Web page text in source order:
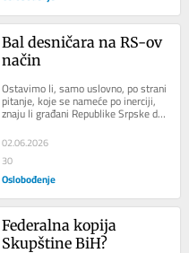
Bal desničara na RS-ov
način
Ostavimo li, samo uslovno, po strani
pitanje, koje se nameće po inerciji,
znaju li građani Republike Srpske da
se sve to masno plaća (cifra će se...
02.06.2026
30
Oslobođenje
Federalna kopija
Skupštine BiH?